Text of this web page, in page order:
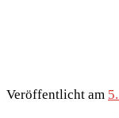
Veröffentlicht am